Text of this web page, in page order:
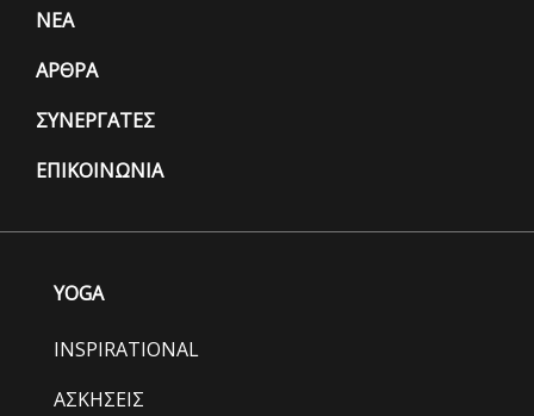
ΝΕΑ
ΑΡΘΡΑ
ΣΥΝΕΡΓΑΤΕΣ
ΕΠΙΚΟΙΝΩΝΙΑ
YOGA
INSPIRATIONAL
ΑΣΚΗΣΕΙΣ